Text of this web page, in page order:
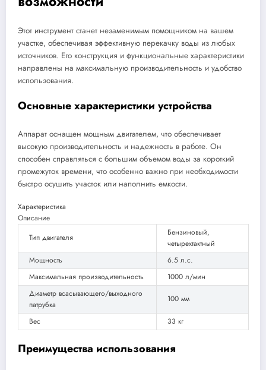
Этот инструмент станет незаменимым помощником на вашем
участке, обеспечивая эффективную перекачку воды из любых
источников. Его конструкция и функциональные характеристики
направлены на максимальную производительность и удобство
использования.
Основные характеристики устройства
Аппарат оснащен мощным двигателем, что обеспечивает
высокую производительность и надежность в работе. Он
способен справляться с большим объемом воды за короткий
промежуток времени, что особенно важно при необходимости
быстро осушить участок или наполнить емкости.
Характеристика
Описание
Тип двигателя
Бензиновый,
четырехтактный
Мощность
6.5 л.с.
Максимальная производительность
1000 л/мин
Диаметр всасывающего/выходного
патрубка
100 мм
Вес 33 кг
Преимущества использования